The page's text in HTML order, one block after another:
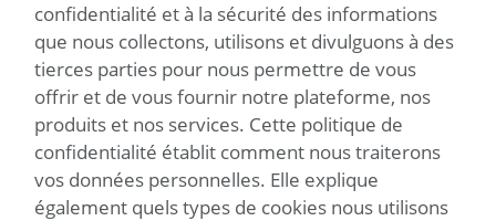
confidentialité et à la sécurité des informations
que nous collectons, utilisons et divulguons à des
tierces parties pour nous permettre de vous
offrir et de vous fournir notre plateforme, nos
produits et nos services. Cette politique de
confidentialité établit comment nous traiterons
vos données personnelles. Elle explique
également quels types de cookies nous utilisons